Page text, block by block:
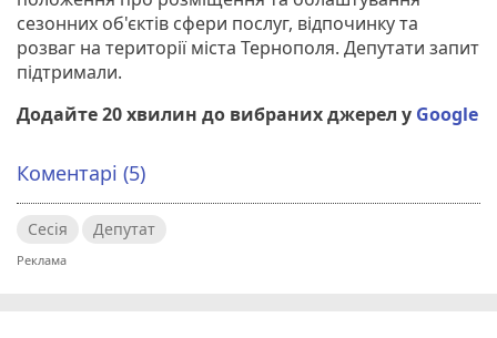
сезонних об'єктів сфери послуг, відпочинку та
розваг на території міста Тернополя. Депутати запит
підтримали.
Додайте 20 хвилин до вибраних джерел у Google
Коментарі (5)
Сесія Депутат